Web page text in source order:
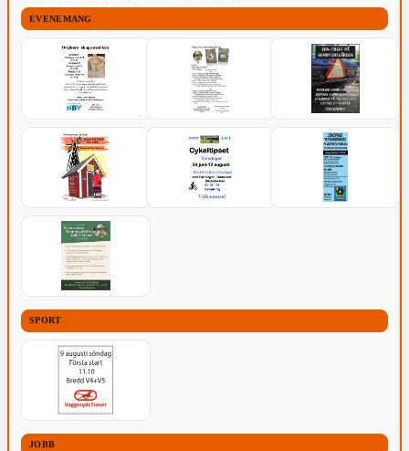
EVENEMANG
SPORT
JOBB